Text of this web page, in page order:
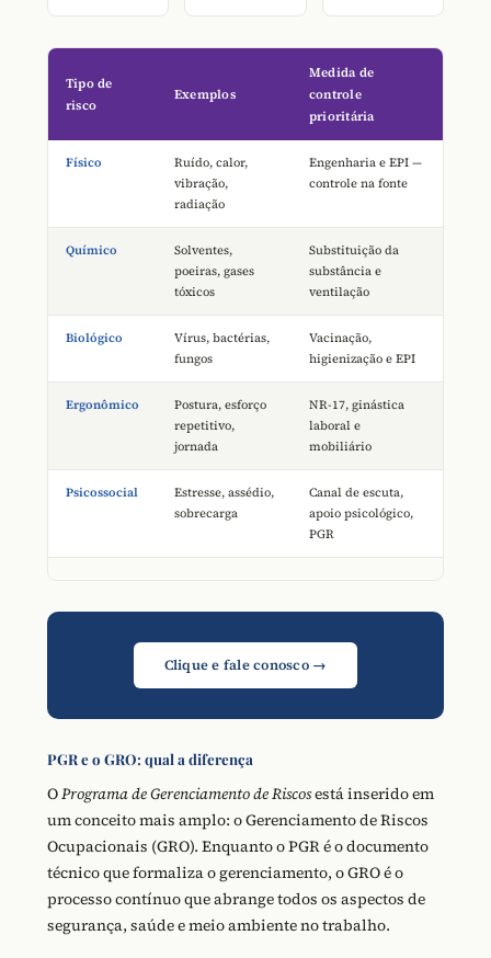
Tipo de
risco
Exemplos
Medida de
controle
prioritária
Físico
Ruído, calor,
vibração,
radiação
Engenharia e EPI —
controle na fonte
Químico
Solventes,
poeiras, gases
tóxicos
Substituição da
substância e
ventilação
Biológico
Vírus, bactérias,
fungos
Vacinação,
higienização e EPI
Ergonômico
Postura, esforço
repetitivo,
jornada
NR-17, ginástica
laboral e
mobiliário
Psicossocial
Estresse, assédio,
sobrecarga
Canal de escuta,
apoio psicológico,
PGR
Clique e fale conosco →
PGR e o GRO: qual a diferença
OPrograma de Gerenciamento de Riscosestá inserido em
um conceito mais amplo: o Gerenciamento de Riscos
Ocupacionais (GRO). Enquanto o PGR é o documento
técnico que formaliza o gerenciamento, o GRO é o
processo contínuo que abrange todos os aspectos de
segurança, saúde e meio ambiente no trabalho.